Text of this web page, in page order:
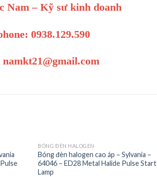
Nam – Kỹ sư kinh doanh
0938.129.590
BÓNG ĐÈN HALOGEN
Bóng đèn halogen cao áp – Sylvania –
64046 – ED28 Metal Halide Pulse Start
Lamp